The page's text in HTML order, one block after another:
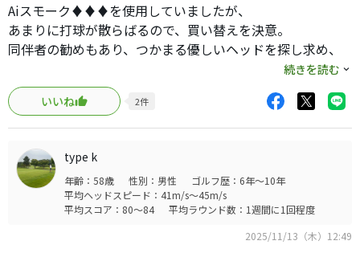
Aiスモーク♦︎♦︎♦︎を使用していましたが、
あまりに打球が散らばるので、買い替えを決意。
同伴者の勧めもあり、つかまる優しいヘッドを探し求め、
エリートのXもマークダウンを機に試打してみました。
するとどうでしょう。
今まで打った瞬間に右に消えていくスライスと思いきや、
いってもラフでおさまる球がほとんど。
球がまとまるのに加え、もっとも特筆すべき機能が…
なんと、ヒールやトゥヒットでも、距離が落ちないので
続きを読む
いいね
2件
type k
年齢：58歳 性別：男性
ゴルフ歴：6年～10年
平均ヘッドスピード：41m/s～45m/s
平均スコア：80～84
平均ラウンド数：1週間に1回程度
2025/11/13（木）12:49